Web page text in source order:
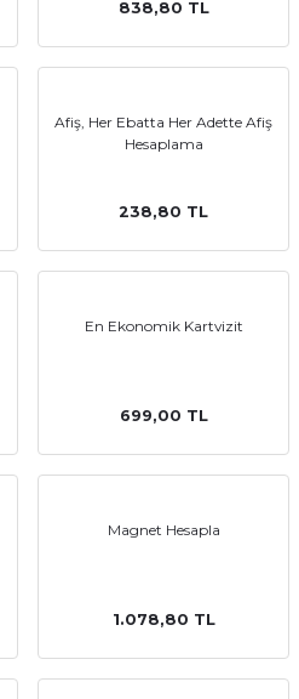
838,80 TL
Afiş, Her Ebatta Her Adette Afiş
Hesaplama
238,80 TL
En Ekonomik Kartvizit
699,00 TL
Magnet Hesapla
1.078,80 TL